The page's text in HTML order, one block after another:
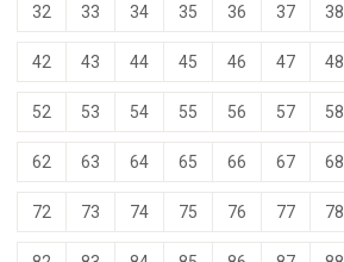
32 33 34 35 36 37 38
42 43 44 45 46 47 48
52 53 54 55 56 57 58
62 63 64 65 66 67 68
72 73 74 75 76 77 78